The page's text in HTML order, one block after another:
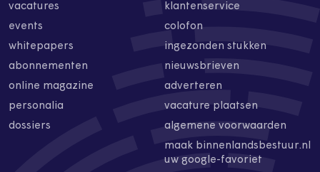
vacatures
events
whitepapers
abonnementen
online magazine
personalia
dossiers
klantenservice
colofon
ingezonden stukken
nieuwsbrieven
adverteren
vacature plaatsen
algemene voorwaarden
maak binnenlandsbestuur.nl
uw google-favoriet